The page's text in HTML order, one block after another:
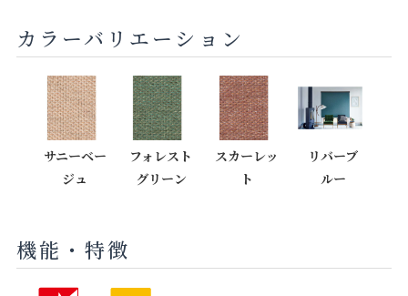
カラーバリエーション
サニーベー
ジュ
フォレスト
グリーン
スカーレッ
ト
リバーブ
ルー
機能・特徴